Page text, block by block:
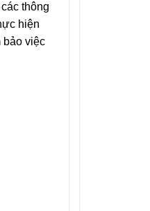
thông
hiện
bảo việc